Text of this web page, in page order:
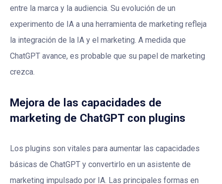
entre la marca y la audiencia. Su evolución de un
experimento de IA a una herramienta de marketing refleja
la integración de la IA y el marketing. A medida que
ChatGPT avance, es probable que su papel de marketing
crezca.
Mejora de las capacidades de
marketing de ChatGPT con plugins
Los plugins son vitales para aumentar las capacidades
básicas de ChatGPT y convertirlo en un asistente de
marketing impulsado por IA. Las principales formas en